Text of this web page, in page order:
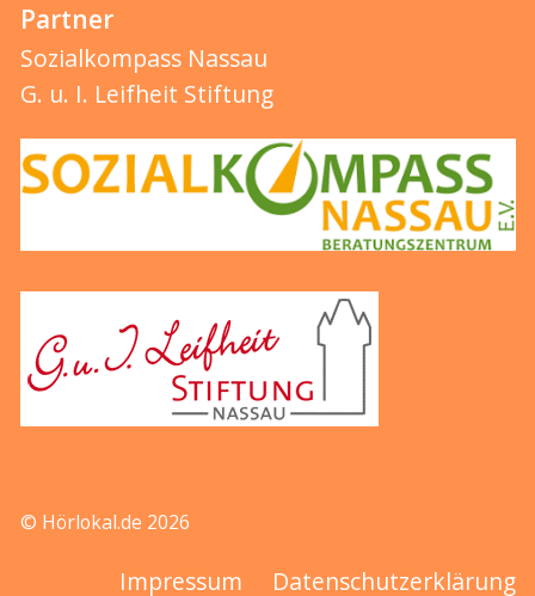
Partner
Sozialkompass Nassau
G. u. I. Leifheit Stiftung
© Hörlokal.de 2026
Impressum Datenschutzerklärung